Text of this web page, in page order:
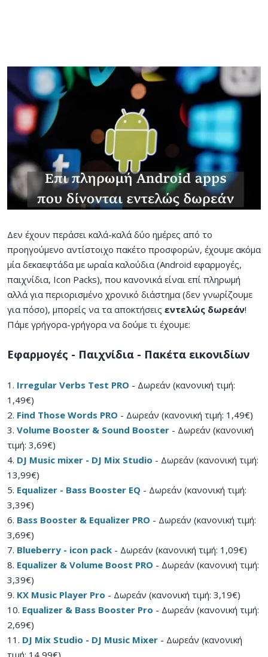
Δεν έχουν περάσει καλά-καλά δύο ημέρες από το
προηγούμενο αντίστοιχο πακέτο προσφορών, έχουμε ακόμα
μία δεκαεφτάδα με ωραία καλούδια (Android εφαρμογές,
παιχνίδια, Icon Packs), που κανονικά είναι επί πληρωμή
αλλά για περιορισμένο χρονικό διάστημα (δεν γνωρίζουμε
για πόσο), μπορείς να τα αποκτήσεις εντελώς δωρεάν!
Πάμε γρήγορα-γρήγορα να δούμε τι έχουμε:
Εφαρμογές - Παιχνίδια - Πακέτα εικονιδίων
1. Irregular Verbs Test PRO - Δωρεάν (κανονική τιμή:
1,49€)
2. Find Those Words PRO - Δωρεάν (κανονική τιμή: 1,49€)
3. Volume Booster & Sound Booster - Δωρεάν (κανονική
τιμή: 3,69€)
4. DJ Music mixer - DJ Mix Studio - Δωρεάν (κανονική τιμή:
13,99€)
5. Equalizer - Bass Booster EQ - Δωρεάν (κανονική τιμή:
3,39€)
6. Bass Booster & Equalizer PRO - Δωρεάν (κανονική τιμή:
3,69€)
7. Blueberry - icon pack - Δωρεάν (κανονική τιμή: 1,09€)
8. Equalizer & Volume Boost PRO - Δωρεάν (κανονική τιμή:
3,39€)
9. KX Music Player Pro - Δωρεάν (κανονική τιμή: 3,19€)
10. Equalizer & Bass Booster Pro - Δωρεάν (κανονική τιμή:
2,69€)
11. DJ Mix Studio - DJ Music Mixer - Δωρεάν (κανονική
τιμή: 14,99€)